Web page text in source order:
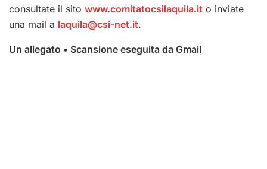
consultate il sito www.comitatocsilaquila.it o inviate
una mail a laquila@csi-net.it.
Un allegato • Scansione eseguita da Gmail